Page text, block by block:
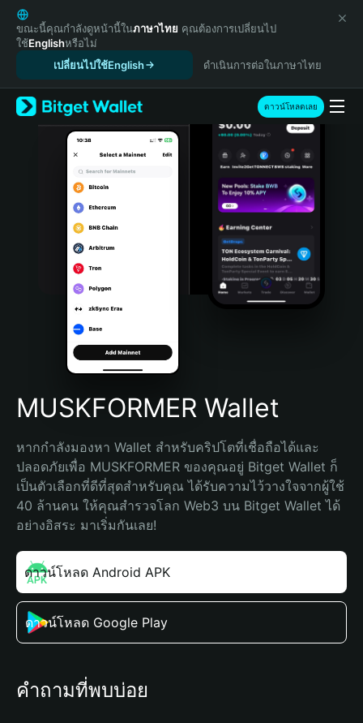
English
日本語
Tiếng Việt
Español (Latinoamérica)
Türkçe
Italiano
Português (Portugal)
Bahasa Indonesia
Português (Brasil)
Español (Argentina)
ขณะนี้คุณกำลังดูหน้านี้ในภาษาไทย คุณต้องการเปลี่ยนไป
ใช้Englishหรือไม่
เปลี่ยนไปใช้English
ดำเนินการต่อในภาษาไทย
ดาวน์โหลดเลย
MUSKFORMER Wallet
หากกำลังมองหา Wallet สำหรับคริปโตที่เชื่อถือได้และ
ปลอดภัยเพื่อ MUSKFORMER ของคุณอยู่ Bitget Wallet ก็
เป็นตัวเลือกที่ดีที่สุดสำหรับคุณ ได้รับความไว้วางใจจากผู้ใช้
40 ล้านคน ให้คุณสำรวจโลก Web3 บน Bitget Wallet ได้
อย่างอิสระ มาเริ่มกันเลย!
ดาวน์โหลด Android APK
ดาวน์โหลด Google Play
คำถามที่พบบ่อย